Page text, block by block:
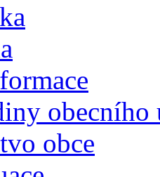
obecního
obce